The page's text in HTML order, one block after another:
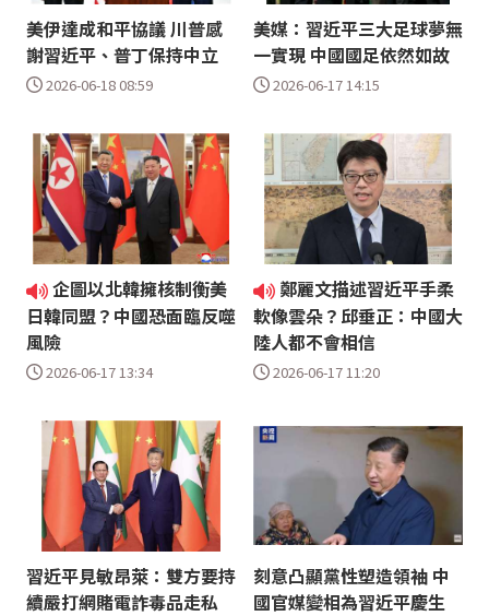
美伊達成和平協議 川普感
謝習近平、普丁保持中立
2026-06-18 08:59
美媒：習近平三大足球夢無
一實現 中國國足依然如故
2026-06-17 14:15
企圖以北韓擁核制衡美
日韓同盟？中國恐面臨反噬
風險
2026-06-17 13:34
鄭麗文描述習近平手柔
軟像雲朵？邱垂正：中國大
陸人都不會相信
2026-06-17 11:20
習近平見敏昂萊：雙方要持
續嚴打網賭電詐毒品走私
刻意凸顯黨性塑造領袖 中
國官媒變相為習近平慶生